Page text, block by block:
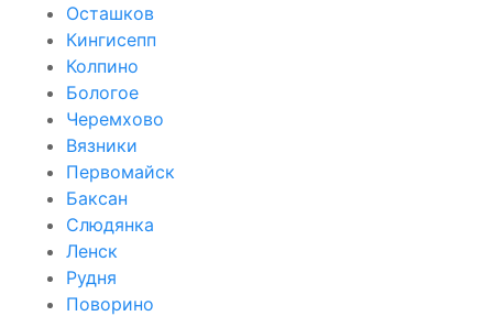
Осташков
Кингисепп
Колпино
Бологое
Черемхово
Вязники
Первомайск
Баксан
Слюдянка
Ленск
Рудня
Поворино